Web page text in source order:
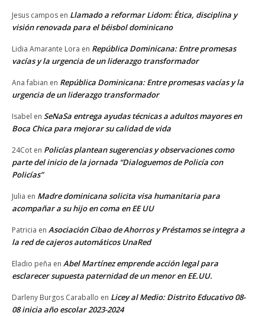
Jesus campos en Llamado a reformar Lidom: Ética, disciplina y
visión renovada para el béisbol dominicano
Lidia Amarante Lora en República Dominicana: Entre promesas
vacías y la urgencia de un liderazgo transformador
Ana fabian en República Dominicana: Entre promesas vacías y la
urgencia de un liderazgo transformador
Isabel en SeNaSa entrega ayudas técnicas a adultos mayores en
Boca Chica para mejorar su calidad de vida
24Cot en Policías plantean sugerencias y observaciones como
parte del inicio de la jornada “Dialoguemos de Policía con
Policías”
Julia en Madre dominicana solicita visa humanitaria para
acompañar a su hijo en coma en EE UU
Patricia en Asociación Cibao de Ahorros y Préstamos se integra a
la red de cajeros automáticos UnaRed
Eladio peña en Abel Martínez emprende acción legal para
esclarecer supuesta paternidad de un menor en EE.UU.
Darleny Burgos Caraballo en Licey al Medio: Distrito Educativo 08-
08 inicia año escolar 2023-2024